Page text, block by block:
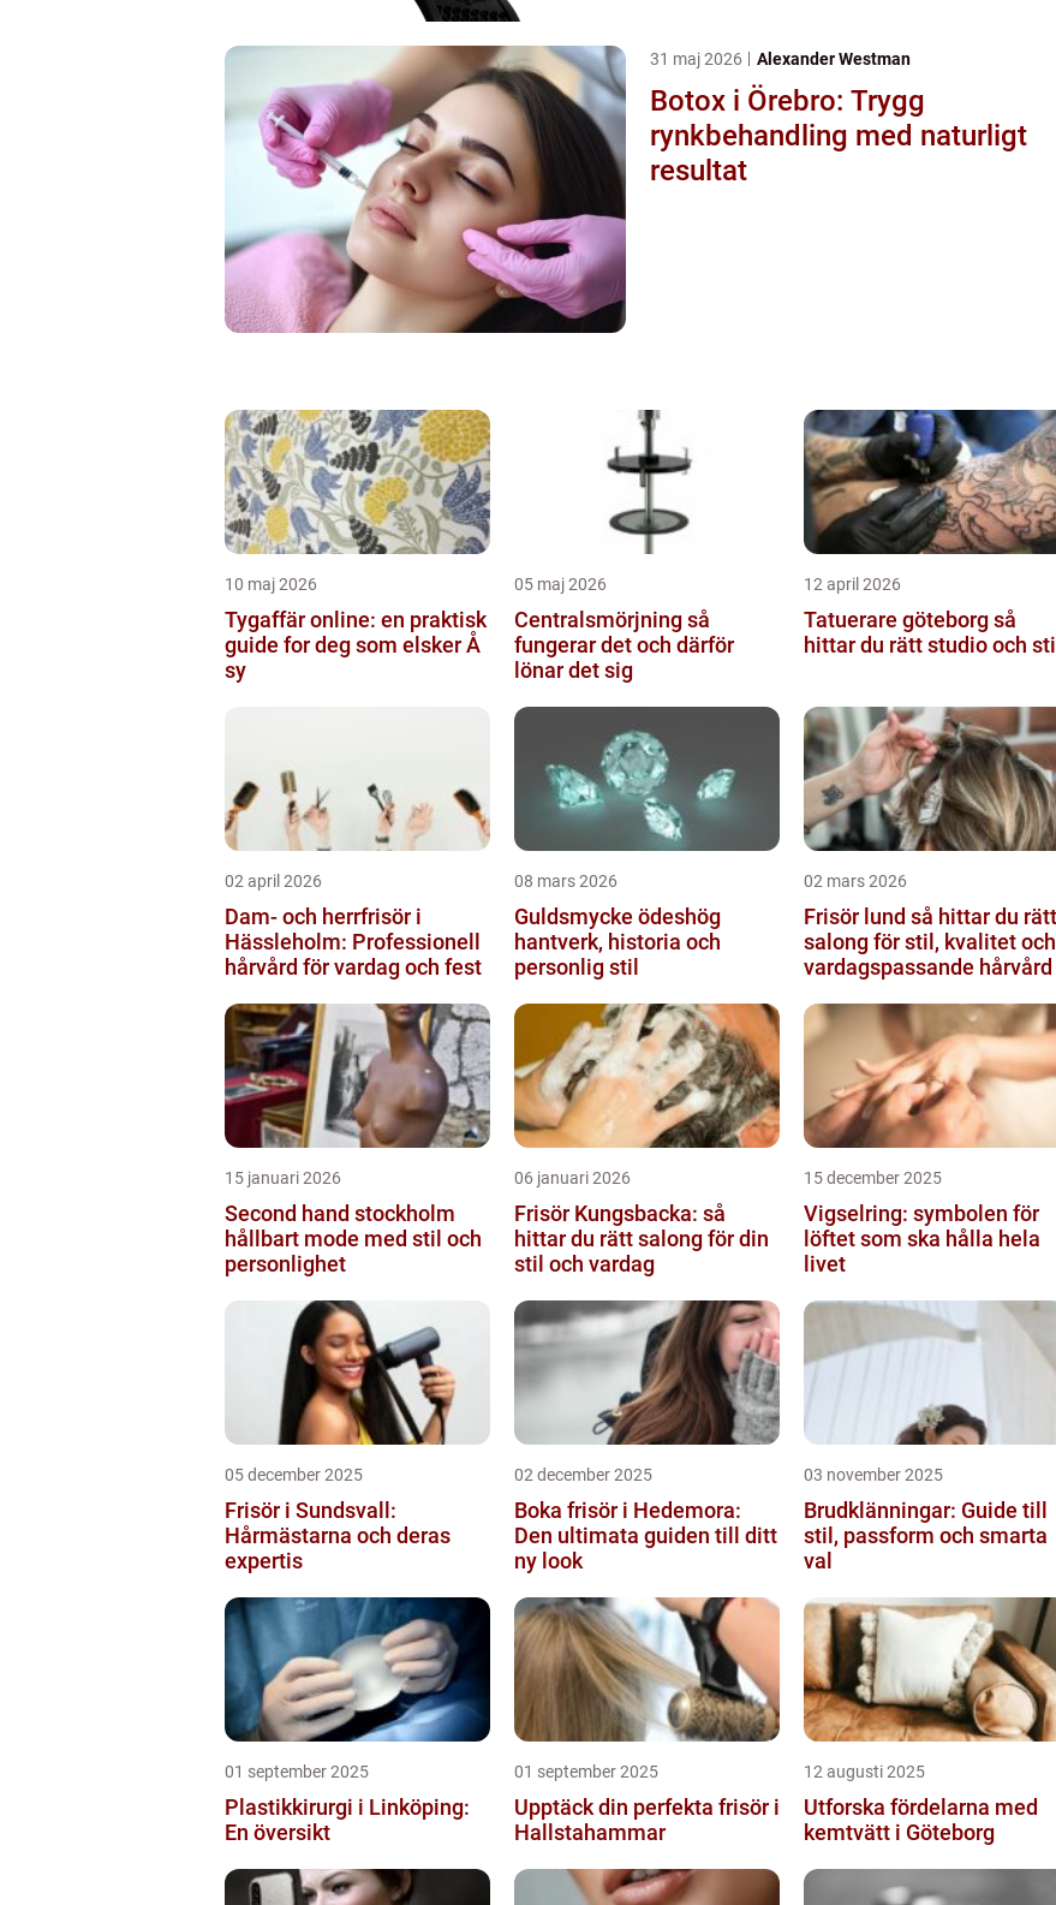
31 maj 2026 Alexander Westman
Botox i Örebro: Trygg
rynkbehandling med naturligt
resultat
10 maj 2026
Tygaffär online: en praktisk
guide for deg som elsker Å
sy
05 maj 2026
Centralsmörjning så
fungerar det och därför
lönar det sig
12 april 2026
Tatuerare göteborg så
hittar du rätt studio och stil
02 april 2026
Dam- och herrfrisör i
Hässleholm: Professionell
hårvård för vardag och fest
08 mars 2026
Guldsmycke ödeshög
hantverk, historia och
personlig stil
02 mars 2026
Frisör lund så hittar du rätt
salong för stil, kvalitet och
vardagspassande hårvård
15 januari 2026
Second hand stockholm
hållbart mode med stil och
personlighet
06 januari 2026
Frisör Kungsbacka: så
hittar du rätt salong för din
stil och vardag
15 december 2025
Vigselring: symbolen för
löftet som ska hålla hela
livet
05 december 2025
Frisör i Sundsvall:
Hårmästarna och deras
expertis
02 december 2025
Boka frisör i Hedemora:
Den ultimata guiden till ditt
ny look
03 november 2025
Brudklänningar: Guide till
stil, passform och smarta
val
01 september 2025
Plastikkirurgi i Linköping:
En översikt
01 september 2025
Upptäck din perfekta frisör i
Hallstahammar
12 augusti 2025
Utforska fördelarna med
kemtvätt i Göteborg